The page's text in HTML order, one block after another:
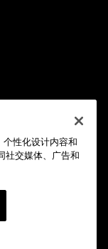
性化设计内容和
社交媒体、广告和